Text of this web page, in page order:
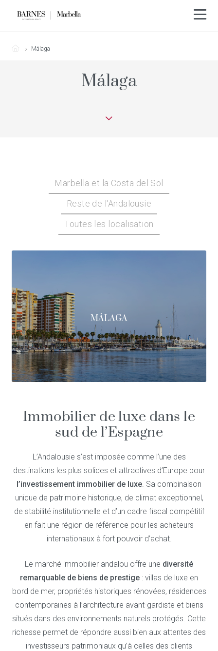
Málaga
Málaga
Marbella et la Costa del Sol
Reste de l'Andalousie
Toutes les localisation
MÁLAGA
Immobilier de luxe dans le
sud de l’Espagne
L’Andalousie s’est imposée comme l’une des
destinations les plus solides et attractives d’Europe pour
l’investissement immobilier de luxe. Sa combinaison
unique de patrimoine historique, de climat exceptionnel,
de stabilité institutionnelle et d’un cadre fiscal compétitif
en fait une région de référence pour les acheteurs
internationaux à fort pouvoir d’achat.
Le marché immobilier andalou offre une diversité
remarquable de biens de prestige : villas de luxe en
bord de mer, propriétés historiques rénovées, résidences
contemporaines à l’architecture avant-gardiste et biens
situés dans des environnements naturels protégés. Cette
richesse permet de répondre aussi bien aux attentes des
investisseurs patrimoniaux qu’à celles des clients